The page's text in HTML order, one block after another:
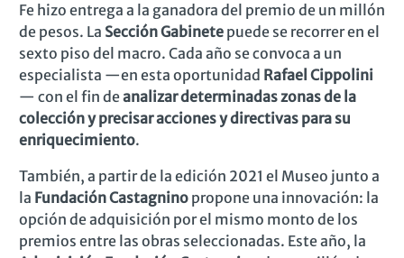
Fe hizo entrega a la ganadora del premio de un millón
de pesos. La SecciónGabinete puede se recorrer en el
sexto piso del macro. Cada año se convoca a un
especialista —en esta oportunidad Rafael Cippolini
— con el fin deanalizar determinadas zonas de la
colección y precisar acciones y directivas para su
enriquecimiento.
También, a partir de la edición 2021 el Museo junto a
la Fundación Castagnino propone una innovación: la
opción de adquisición por el mismo monto de los
premios entre las obras seleccionadas. Este año, l a